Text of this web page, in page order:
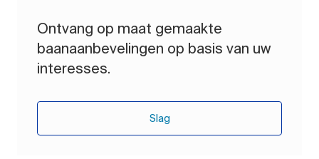
Ontvang op maat gemaakte
baanaanbevelingen op basis van uw
interesses.
Slag